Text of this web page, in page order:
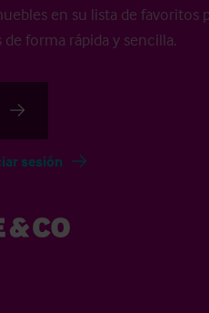
en su lista de favoritos
de forma rápida y sencilla.
sesión